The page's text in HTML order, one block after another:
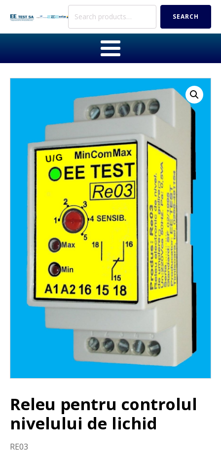
Search
SEARCH
Releu pentru controlul
nivelului de lichid
RE03